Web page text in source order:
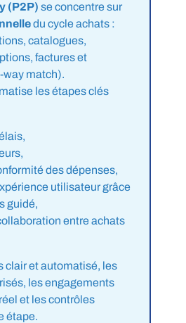
(P2P) se concentre sur
du cycle achats :
catalogues,
factures et
way match).
les étapes clés
des dépenses,
utilisateur grâce
guidé,
entre achats
clair et automatisé, les
les engagements
et les contrôles
étape.